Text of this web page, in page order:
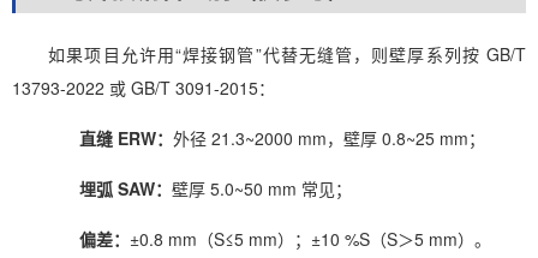
如果项目允许用“焊接钢管”代替无缝管，则壁厚系列按 GB/T
13793-2022 或 GB/T 3091-2015：
直缝 ERW： 外径 21.3~2000 mm，壁厚 0.8~25 mm；
埋弧 SAW： 壁厚 5.0~50 mm 常见；
偏差： ±0.8 mm（S≤5 mm）；±10 %S（S＞5 mm）。